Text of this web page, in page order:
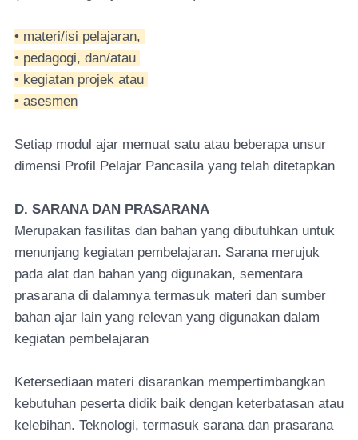
• materi/isi pelajaran,
• pedagogi, dan/atau
• kegiatan projek atau
• asesmen
Setiap modul ajar memuat satu atau beberapa unsur
dimensi Profil Pelajar Pancasila yang telah ditetapkan
D. SARANA DAN PRASARANA
Merupakan fasilitas dan bahan yang dibutuhkan untuk
menunjang kegiatan pembelajaran. Sarana merujuk
pada alat dan bahan yang digunakan, sementara
prasarana di dalamnya termasuk materi dan sumber
bahan ajar lain yang relevan yang digunakan dalam
kegiatan pembelajaran
Ketersediaan materi disarankan mempertimbangkan
kebutuhan peserta didik baik dengan keterbatasan atau
kelebihan. Teknologi, termasuk sarana dan prasarana